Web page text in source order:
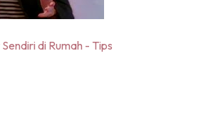
di Rumah - Tips